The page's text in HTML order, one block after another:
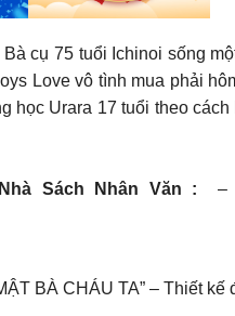
Bà cụ 75 tuổi Ichinoi sống
Love vô tình mua phải
học Urara 17 tuổi theo
Sách Nhân Văn : –
BÀ CHÁU TA” – Thiết